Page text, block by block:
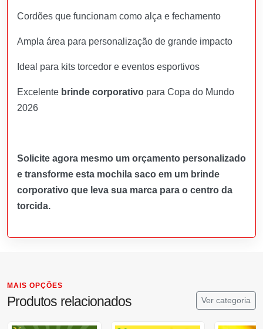
Cordões que funcionam como alça e fechamento
Ampla área para personalização de grande impacto
Ideal para kits torcedor e eventos esportivos
Excelente brinde corporativo para Copa do Mundo
2026
Solicite agora mesmo um orçamento personalizado
e transforme esta mochila saco em um brinde
corporativo que leva sua marca para o centro da
torcida.
MAIS OPÇÕES
Produtos relacionados Ver categoria